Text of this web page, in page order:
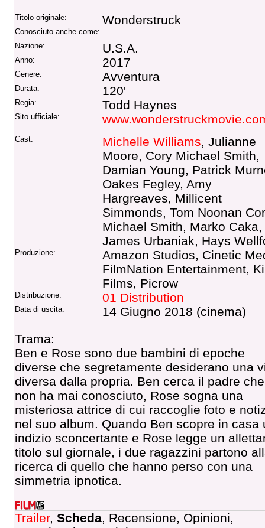
Titolo originale: Wonderstruck
Conosciuto anche come:
Nazione:
U.S.A.
Anno: 2017
Genere: Avventura
Durata: 120'
Regia: Todd Haynes
Sito ufficiale:
Cast: Michelle Williams, Julianne
Moore, Cory Michael Smith,
Damian Young, Patrick
Oakes Fegley, Amy
Hargreaves, Millicent
Simmonds, Tom Noonan
Michael Smith, Marko Caka,
James Urbaniak, Hays
Produzione:
Amazon Studios, Cinetic
FilmNation Entertainment,
Films, Picrow
Distribuzione: 01 Distribution
Data di uscita:
14 Giugno 2018 (cinema)
Trama:
Ben e Rose sono due bambini di epoche
diverse che segretamente desiderano una
diversa dalla propria. Ben cerca il padre che
non ha mai conosciuto, Rose sogna una
misteriosa attrice di cui raccoglie foto e
nel suo album. Quando Ben scopre in casa
indizio sconcertante e Rose legge un
titolo sul giornale, i due ragazzini partono
ricerca di quello che hanno perso con una
simmetria ipnotica.
Trailer, Scheda, Recensione, Opinioni,